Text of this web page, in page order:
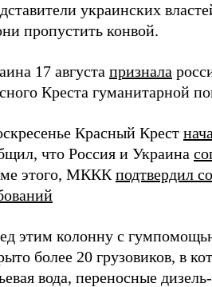
украинских
пропустить конвой.
17 августа признала
Креста гуманитарной
Красный Крест
что Россия и Украина
этого, МККК подтвердил
этим колонну с
более 20 грузовиков, в
вода, переносные